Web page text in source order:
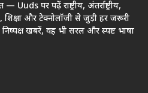
— Uuds पर पढ़ें राष्ट्रीय, अंतर्राष्ट्रीय,
और टेक्नोलॉजी से जुड़ी हर जरूरी
खबरें, वह भी सरल और स्पष्ट भाषा